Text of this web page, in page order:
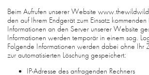
Beim Aufrufen unserer Website
den auf Ihrem Endgerät zum Einsatz kommenden
Informationen an den Server unserer Website
Informationen werden temporär in einem sog.
Folgende Informationen werden dabei ohne Ihr
zur automatisierten Löschung gespeichert:
IP-Adresse des anfragenden Rechners